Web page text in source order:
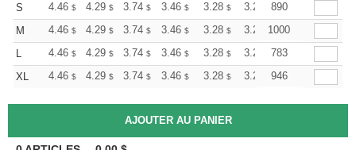
S
4.46 $ 4.29 $ 3.74 $ 3.46 $ 3.28 $ 3.23 $890
M
4.46 $ 4.29 $ 3.74 $ 3.46 $ 3.28 $ 3.23 $ +
1000
L
4.46 $ 4.29 $ 3.74 $ 3.46 $ 3.28 $ 3.23
783
XL
4.46 $ 4.29 $ 3.74 $ 3.46 $ 3.28 $ 3.23 $946